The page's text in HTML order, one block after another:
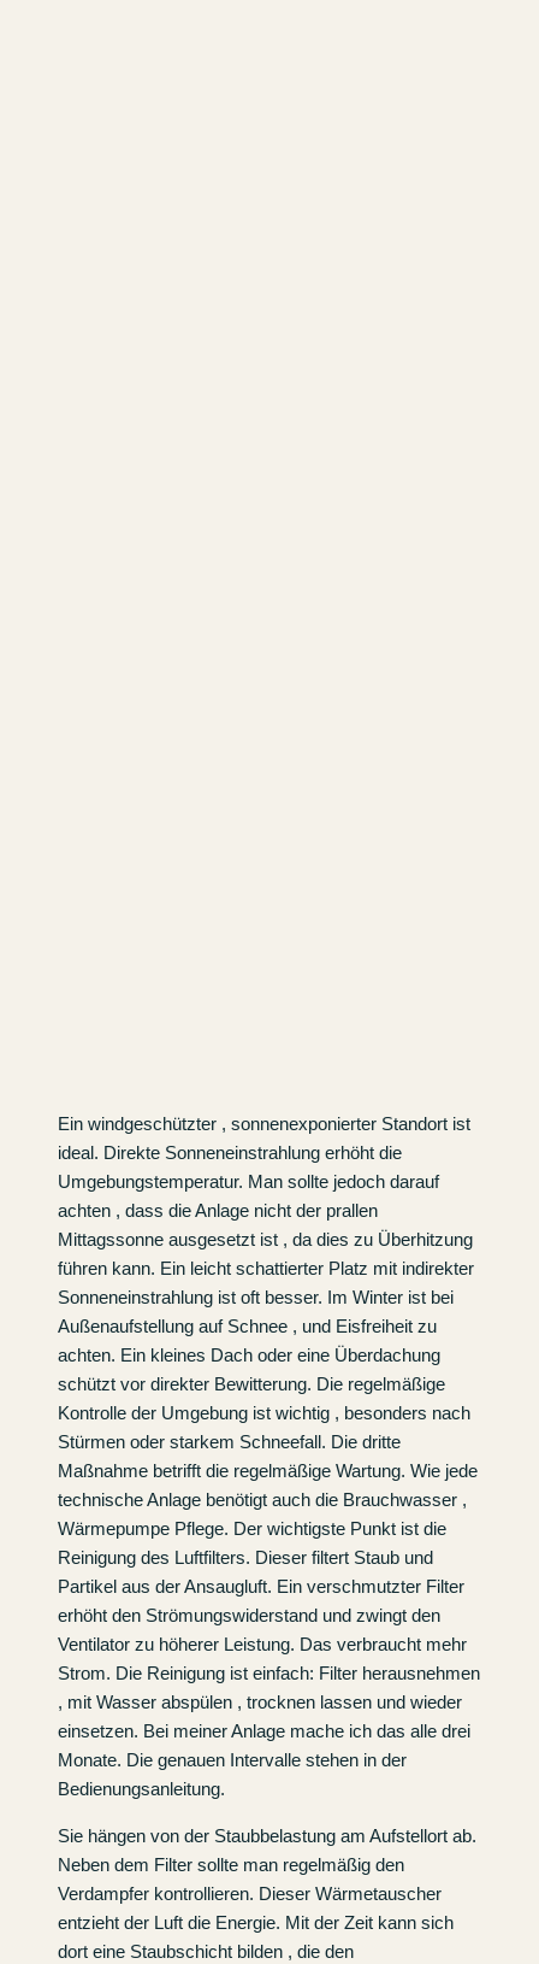
Ein windgeschützter , sonnenexponierter Standort ist
ideal. Direkte Sonneneinstrahlung erhöht die
Umgebungstemperatur. Man sollte jedoch darauf
achten , dass die Anlage nicht der prallen
Mittagssonne ausgesetzt ist , da dies zu Überhitzung
führen kann. Ein leicht schattierter Platz mit indirekter
Sonneneinstrahlung ist oft besser. Im Winter ist bei
Außenaufstellung auf Schnee , und Eisfreiheit zu
achten. Ein kleines Dach oder eine Überdachung
schützt vor direkter Bewitterung. Die regelmäßige
Kontrolle der Umgebung ist wichtig , besonders nach
Stürmen oder starkem Schneefall. Die dritte
Maßnahme betrifft die regelmäßige Wartung. Wie jede
technische Anlage benötigt auch die Brauchwasser ,
Wärmepumpe Pflege. Der wichtigste Punkt ist die
Reinigung des Luftfilters. Dieser filtert Staub und
Partikel aus der Ansaugluft. Ein verschmutzter Filter
erhöht den Strömungswiderstand und zwingt den
Ventilator zu höherer Leistung. Das verbraucht mehr
Strom. Die Reinigung ist einfach: Filter herausnehmen
, mit Wasser abspülen , trocknen lassen und wieder
einsetzen. Bei meiner Anlage mache ich das alle drei
Monate. Die genauen Intervalle stehen in der
Bedienungsanleitung.
Sie hängen von der Staubbelastung am Aufstellort ab.
Neben dem Filter sollte man regelmäßig den
Verdampfer kontrollieren. Dieser Wärmetauscher
entzieht der Luft die Energie. Mit der Zeit kann sich
dort eine Staubschicht bilden , die den